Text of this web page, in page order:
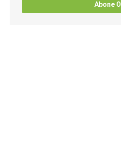
Abone Ol